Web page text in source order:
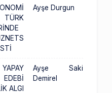
Ayşe Durgun
EDEBİ
ALGI
Ayşe Saki
Demirel